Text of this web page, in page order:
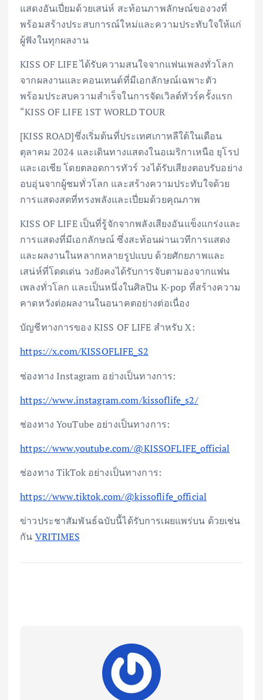
แสดงอันเปี่ยมด้วยเสน่ห์ สะท้อนภาพลักษณ์ของวงที่
พร้อมสร้างประสบการณ์ใหม่และความประทับใจให้แก่
ผู้ฟังในทุกผลงาน
KISS OF LIFE ได้รับความสนใจจากแฟนเพลงทั่วโลก
จากผลงานและคอนเทนต์ที่มีเอกลักษณ์เฉพาะตัว
พร้อมประสบความสำเร็จในการจัดเวิลด์ทัวร์ครั้งแรก
“KISS OF LIFE 1ST WORLD TOUR
[KISS ROAD]ซึ่งเริ่มต้นที่ประเทศเกาหลีใต้ในเดือน
ตุลาคม 2024 และเดินทางแสดงในอเมริกาเหนือ ยุโรป
และเอเชีย โดยตลอดการทัวร์ วงได้รับเสียงตอบรับอย่าง
อบอุ่นจากผู้ชมทั่วโลก และสร้างความประทับใจด้วย
การแสดงสดที่ทรงพลังและเปี่ยมด้วยคุณภาพ
KISS OF LIFE เป็นที่รู้จักจากพลังเสียงอันแข็งแกร่งและ
การแสดงที่มีเอกลักษณ์ ซึ่งสะท้อนผ่านเวทีการแสดง
และผลงานในหลากหลายรูปแบบ ด้วยศักยภาพและ
เสน่ห์ที่โดดเด่น วงยังคงได้รับการจับตามองจากแฟน
เพลงทั่วโลก และเป็นหนึ่งในศิลปิน K-pop ที่สร้างความ
คาดหวังต่อผลงานในอนาคตอย่างต่อเนื่อง
บัญชีทางการของ KISS OF LIFE สำหรับ X:
https://x.com/KISSOFLIFE_S2
ช่องทาง Instagram อย่างเป็นทางการ:
https://www.instagram.com/kissoflife_s2/
ช่องทาง YouTube อย่างเป็นทางการ:
https://www.youtube.com/@KISSOFLIFE_official
ช่องทาง TikTok อย่างเป็นทางการ:
https://www.tiktok.com/@kissoflife_official
ข่าวประชาสัมพันธ์ฉบับนี้ได้รับการเผยแพร่บน ด้วยเช่น
กัน VRITIMES